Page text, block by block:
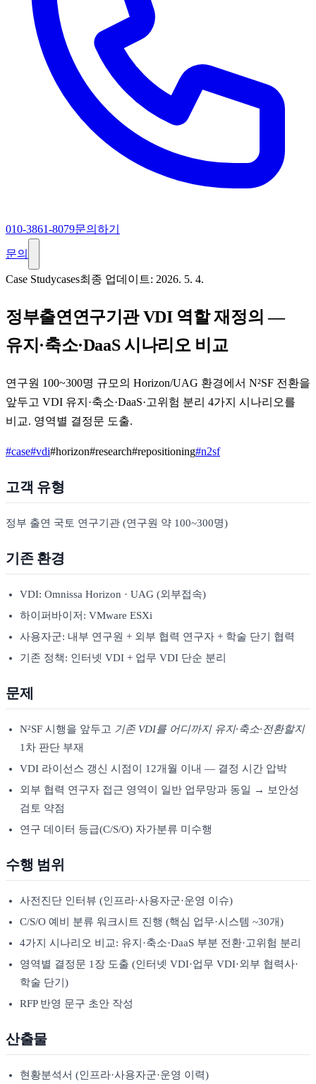
010-3861-8079문의하기
문의
Case Studycases최종 업데이트: 2026. 5. 4.
정부출연연구기관 VDI 역할 재정의 —
유지·축소·DaaS 시나리오 비교
연구원 100~300명 규모의 Horizon/UAG 환경에서 N²SF 전환을
앞두고 VDI 유지·축소·DaaS·고위험 분리 4가지 시나리오를
비교. 영역별 결정문 도출.
#case#vdi#horizon#research#repositioning#n2sf
고객 유형
정부 출연 국토 연구기관 (연구원 약 100~300명)
기존 환경
VDI: Omnissa Horizon · UAG (외부접속)
하이퍼바이저: VMware ESXi
사용자군: 내부 연구원 + 외부 협력 연구자 + 학술 단기 협력
기존 정책: 인터넷 VDI + 업무 VDI 단순 분리
문제
N²SF 시행을 앞두고 기존 VDI를 어디까지 유지·축소·전환할지
1차 판단 부재
VDI 라이선스 갱신 시점이 12개월 이내 — 결정 시간 압박
외부 협력 연구자 접근 영역이 일반 업무망과 동일 → 보안성
검토 약점
연구 데이터 등급(C/S/O) 자가분류 미수행
수행 범위
사전진단 인터뷰 (인프라·사용자군·운영 이슈)
C/S/O 예비 분류 워크시트 진행 (핵심 업무·시스템 ~30개)
4가지 시나리오 비교: 유지·축소·DaaS 부분 전환·고위험 분리
영역별 결정문 1장 도출 (인터넷 VDI·업무 VDI·외부 협력사·
학술 단기)
RFP 반영 문구 초안 작성
산출물
현황분석서 (인프라·사용자군·운영 이력)